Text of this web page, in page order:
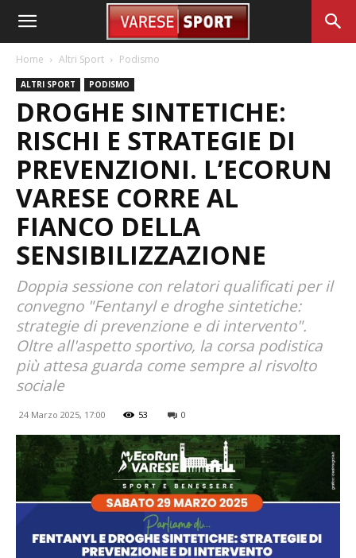
Home Altri Sport Podismo
ALTRI SPORT PODISMO
DROGHE SINTETICHE:
RISCHI E STRATEGIE DI
PREVENZIONI. L’ECORUN
VARESE CORRE AL
FIANCO DELLA
SENSIBILIZZAZIONE
Doppia sessione con relatori qualificati per il
convegno "Fentanyl e droghe sintetiche:
strategie di prevenzione e di intervento".
Oltre all'aspetto sportivo, la corsa podistica
più attesa guarda come sempre al risvolto
sociale
24 Marzo 2025, 17:00 53 0